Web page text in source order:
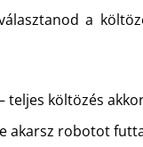
a
teljes költözés
akarsz robotot